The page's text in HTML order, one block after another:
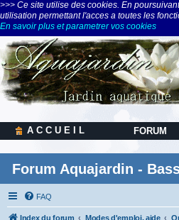
>>> Ce site utilise des cookies. En
utilisation permettant l'acces a toutes les
En savoir plus et parametrer vos cookies
A C C U E I L FORUM
Forum Aquajardin -
FAQ
Index du forum Modes d'emploi, aide